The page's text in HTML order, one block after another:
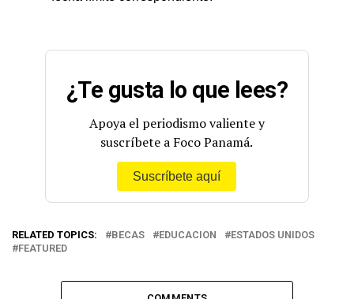
¿Te gusta lo que lees?
Apoya el periodismo valiente y
suscríbete a Foco Panamá.
Suscríbete aquí
RELATED TOPICS: BECAS EDUCACION
ESTADOS UNIDOS
FEATURED